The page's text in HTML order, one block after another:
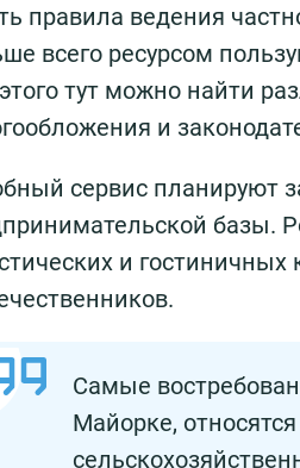
правила ведения
всего ресурсом
тут можно найти
и
сервис планируют
базы.
и
Самые
Майорке,